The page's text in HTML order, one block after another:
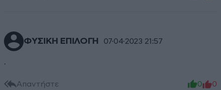
ΦΥΣΙΚΗ ΕΠΙΛΟΓΗ 07·04·2023 21:57
.
Απαντήστε 0 0